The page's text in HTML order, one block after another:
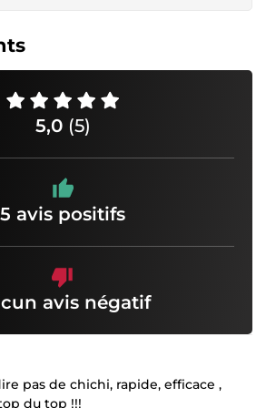
5,0 (5)
5 avis positifs
avis négatif
pas de chichi, rapide, efficace ,
du top !!!